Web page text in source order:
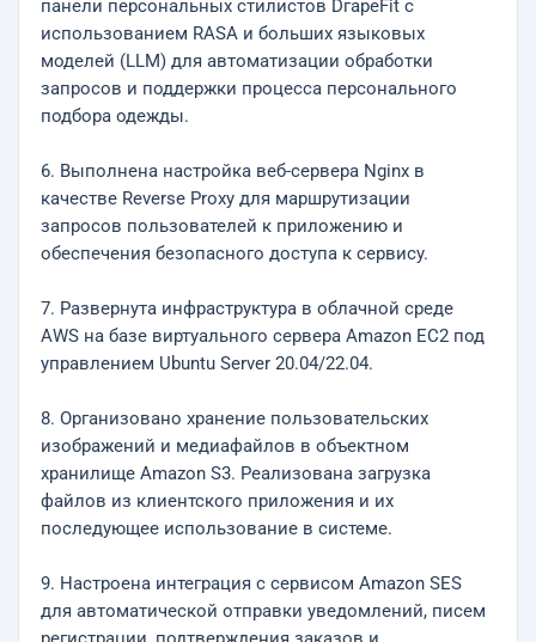
панели персональных стилистов DгapeFit с
использованием RASA и больших языковых
моделей (LLM) для автоматизации обработки
запросов и поддержки процесса персонального
подбора одежды.
6. Выполнена настройка веб-сервера Nginx в
качестве Reverse Proxy для маршрутизации
запросов пользователей к приложению и
обеспечения безопасного доступа к сервису.
7. Развернута инфраструктура в облачной среде
AWS на базе виртуального сервера Amazon EC2 под
управлением Ubuntu Server 20.04/22.04.
8. Организовано хранение пользовательских
изображений и медиафайлов в объектном
хранилище Amazon S3. Реализована загрузка
файлов из клиентского приложения и их
последующее использование в системе.
9. Настроена интеграция с сервисом Amazon SES
для автоматической отправки уведомлений, писем